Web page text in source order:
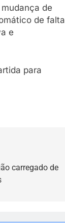
de
de falta
e
para
carregado de